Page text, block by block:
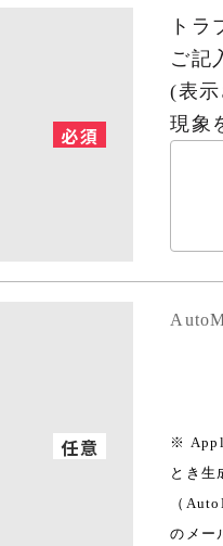
必須
ト
ご記
(表
現象
任意 ※
とき生
（
のメー